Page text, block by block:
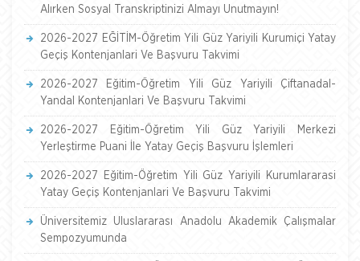
Alırken Sosyal Transkriptinizi Almayı Unutmayın!
2026-2027 EĞİTİM-Öğretim Yili Güz Yariyili Kurumiçi Yatay
Geçiş Kontenjanlari Ve Başvuru Takvimi
2026-2027 Eğitim-Öğretim Yili Güz Yariyili Çiftanadal-
Yandal Kontenjanlari Ve Başvuru Takvimi
2026-2027 Eğitim-Öğretim Yili Güz Yariyili Merkezi
Yerleştirme Puani İle Yatay Geçiş Başvuru İşlemleri
2026-2027 Eğitim-Öğretim Yili Güz Yariyili Kurumlararasi
Yatay Geçiş Kontenjanlari Ve Başvuru Takvimi
Üniversitemiz Uluslararası Anadolu Akademik Çalışmalar
Sempozyumunda